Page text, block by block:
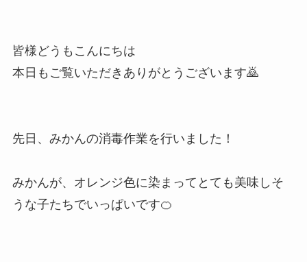
皆様どうもこんにちは
本日もご覧いただきありがとうございます🙇
先日、みかんの消毒作業を行いました！
みかんが、オレンジ色に染まってとても美味しそ
うな子たちでいっぱいです🍊